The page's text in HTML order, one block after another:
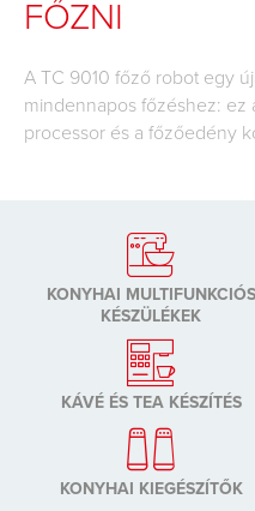
FŐZNI
A TC 9010 főző robot egy
mindennapos főzéshez: ez
processor és a főzőedény
KONYHAI MULTIFUNKCIÓS
KÉSZÜLÉKEK
KÁVÉ ÉS TEA KÉSZÍTÉS
KONYHAI KIEGÉSZÍTŐK